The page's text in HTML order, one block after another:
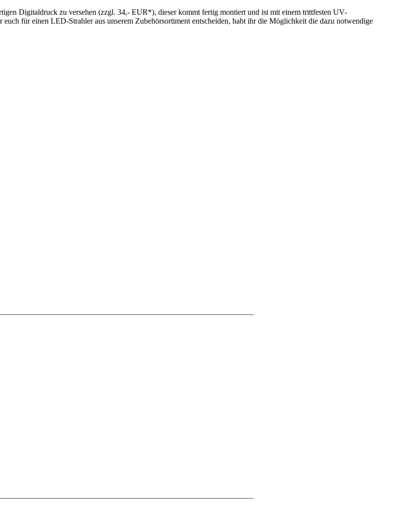
Digitaldruck zu versehen (zzgl. 34,- EUR*), dieser kommt fertig montiert und ist mit einem trittfesten UV-
für einen LED-Strahler aus unserem Zubehörsortiment entscheiden, habt ihr die Möglichkeit die dazu notwendige